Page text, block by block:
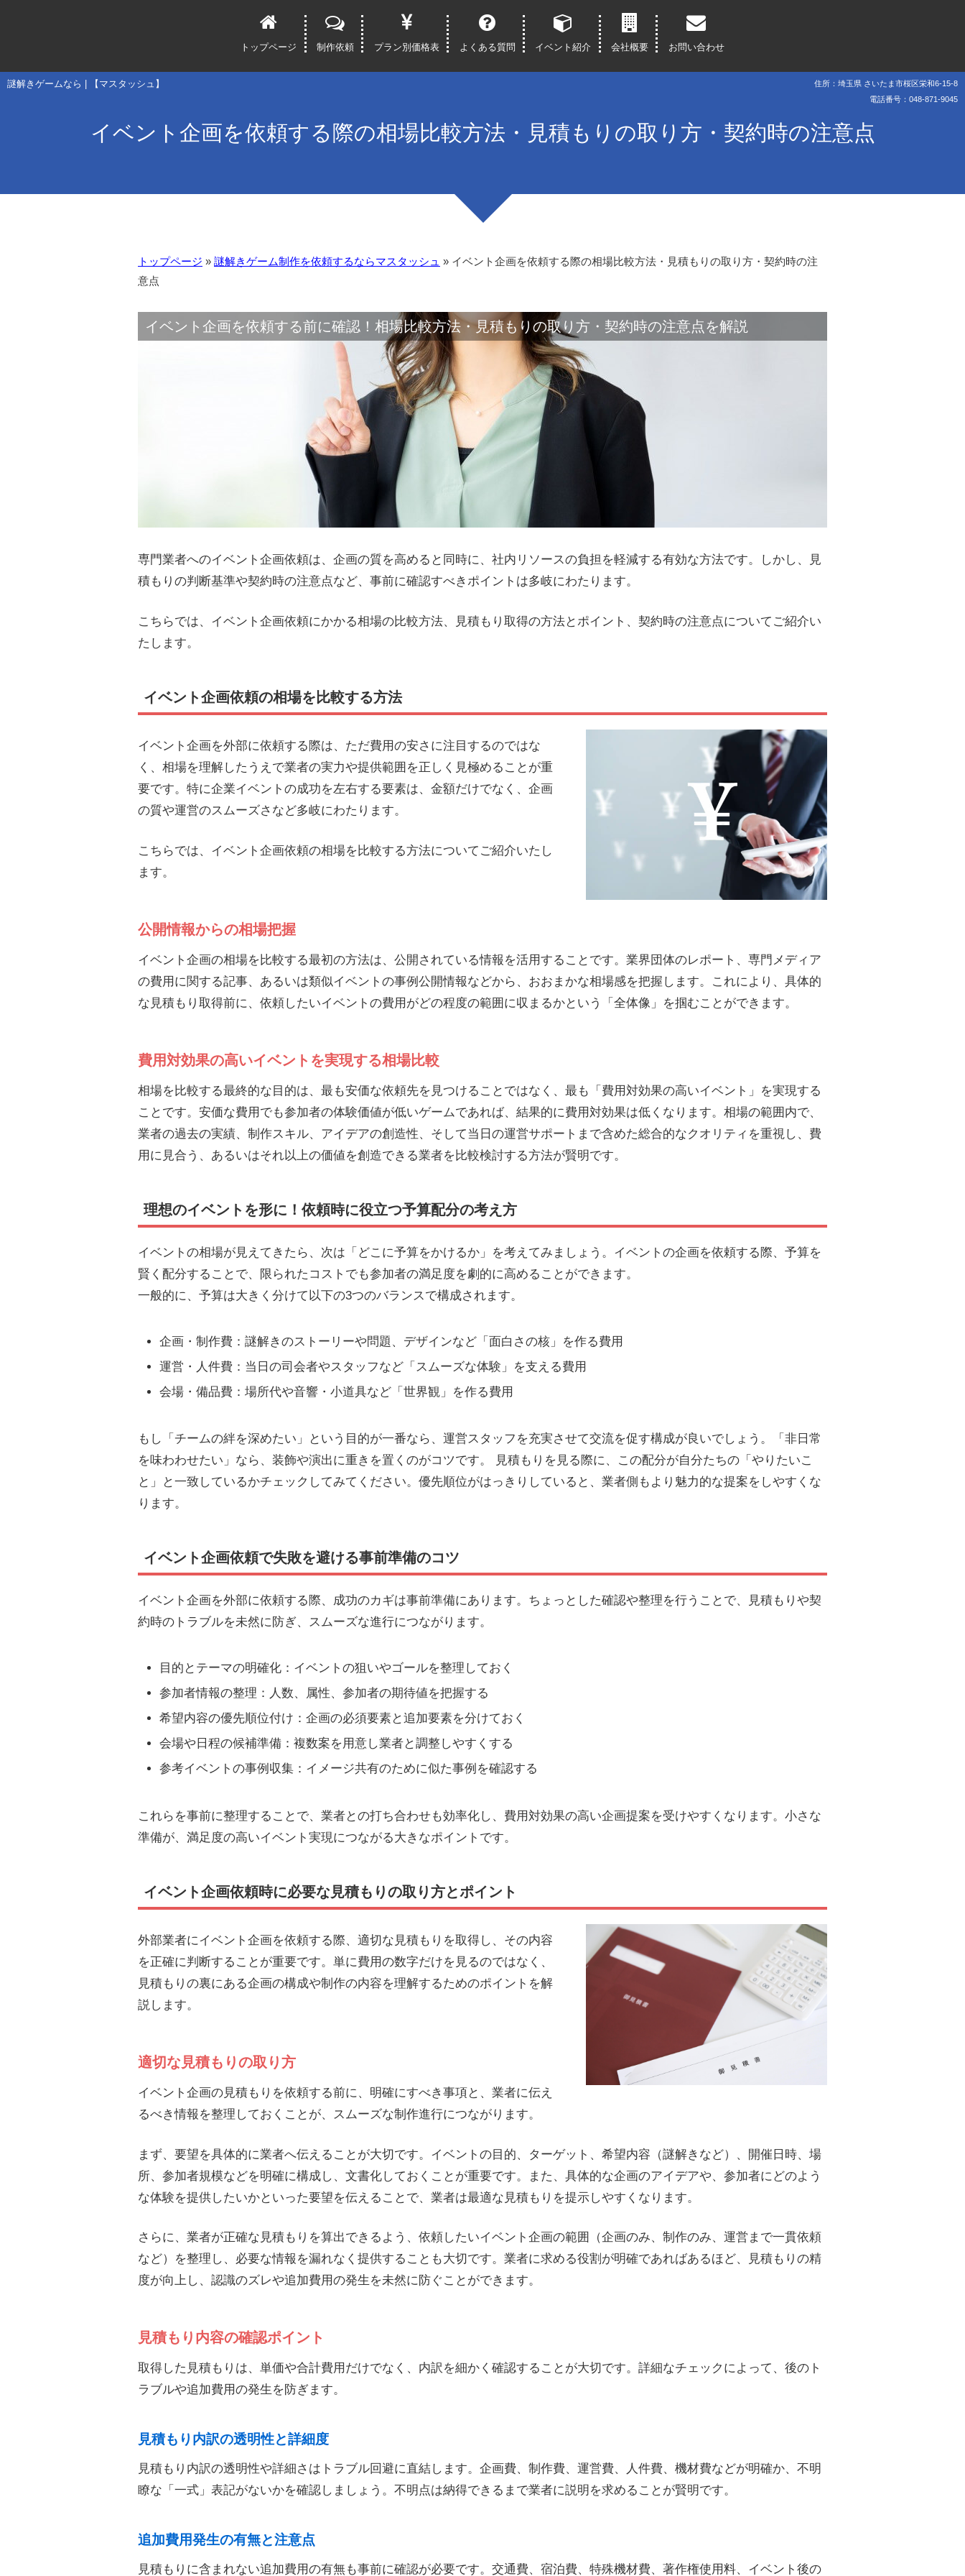
謎解きゲームなら | 【マスタッシュ】
住所：埼玉県 さいたま市桜区栄和6-15-8
電話番号：048-871-9045
トップページ 制作依頼 プラン別価格表 よくある質問 イベント紹介 会社概要 お問い合わせ
イベント企画を依頼する際の相場比較方法・見積もりの取り方・契約時の注意点
トップページ » 謎解きゲーム制作を依頼するならマスタッシュ » イベント企画を依頼する際の相場比較方法・見積もりの取り方・契約時の注
意点
イベント企画を依頼する前に確認！相場比較方法・見積もりの取り方・契約時の注意点を解説
専門業者へのイベント企画依頼は、企画の質を高めると同時に、社内リソースの負担を軽減する有効な方法です。しかし、見
積もりの判断基準や契約時の注意点など、事前に確認すべきポイントは多岐にわたります。
こちらでは、イベント企画依頼にかかる相場の比較方法、見積もり取得の方法とポイント、契約時の注意点についてご紹介い
たします。
イベント企画依頼の相場を比較する方法
イベント企画を外部に依頼する際は、ただ費用の安さに注目するのではな
く、相場を理解したうえで業者の実力や提供範囲を正しく見極めることが重
要です。特に企業イベントの成功を左右する要素は、金額だけでなく、企画
の質や運営のスムーズさなど多岐にわたります。
こちらでは、イベント企画依頼の相場を比較する方法についてご紹介いたし
ます。
公開情報からの相場把握
イベント企画の相場を比較する最初の方法は、公開されている情報を活用することです。業界団体のレポート、専門メディア
の費用に関する記事、あるいは類似イベントの事例公開情報などから、おおまかな相場感を把握します。これにより、具体的
な見積もり取得前に、依頼したいイベントの費用がどの程度の範囲に収まるかという「全体像」を掴むことができます。
費用対効果の高いイベントを実現する相場比較
相場を比較する最終的な目的は、最も安価な依頼先を見つけることではなく、最も「費用対効果の高いイベント」を実現する
ことです。安価な費用でも参加者の体験価値が低いゲームであれば、結果的に費用対効果は低くなります。相場の範囲内で、
業者の過去の実績、制作スキル、アイデアの創造性、そして当日の運営サポートまで含めた総合的なクオリティを重視し、費
用に見合う、あるいはそれ以上の価値を創造できる業者を比較検討する方法が賢明です。
理想のイベントを形に！依頼時に役立つ予算配分の考え方
イベントの相場が見えてきたら、次は「どこに予算をかけるか」を考えてみましょう。イベントの企画を依頼する際、予算を
賢く配分することで、限られたコストでも参加者の満足度を劇的に高めることができます。
一般的に、予算は大きく分けて以下の3つのバランスで構成されます。
企画・制作費：謎解きのストーリーや問題、デザインなど「面白さの核」を作る費用
運営・人件費：当日の司会者やスタッフなど「スムーズな体験」を支える費用
会場・備品費：場所代や音響・小道具など「世界観」を作る費用
もし「チームの絆を深めたい」という目的が一番なら、運営スタッフを充実させて交流を促す構成が良いでしょう。「非日常
を味わわせたい」なら、装飾や演出に重きを置くのがコツです。 見積もりを見る際に、この配分が自分たちの「やりたいこ
と」と一致しているかチェックしてみてください。優先順位がはっきりしていると、業者側もより魅力的な提案をしやすくな
ります。
イベント企画依頼で失敗を避ける事前準備のコツ
イベント企画を外部に依頼する際、成功のカギは事前準備にあります。ちょっとした確認や整理を行うことで、見積もりや契
約時のトラブルを未然に防ぎ、スムーズな進行につながります。
目的とテーマの明確化：イベントの狙いやゴールを整理しておく
参加者情報の整理：人数、属性、参加者の期待値を把握する
希望内容の優先順位付け：企画の必須要素と追加要素を分けておく
会場や日程の候補準備：複数案を用意し業者と調整しやすくする
参考イベントの事例収集：イメージ共有のために似た事例を確認する
これらを事前に整理することで、業者との打ち合わせも効率化し、費用対効果の高い企画提案を受けやすくなります。小さな
準備が、満足度の高いイベント実現につながる大きなポイントです。
イベント企画依頼時に必要な見積もりの取り方とポイント
外部業者にイベント企画を依頼する際、適切な見積もりを取得し、その内容
を正確に判断することが重要です。単に費用の数字だけを見るのではなく、
見積もりの裏にある企画の構成や制作の内容を理解するためのポイントを解
説します。
適切な見積もりの取り方
イベント企画の見積もりを依頼する前に、明確にすべき事項と、業者に伝え
るべき情報を整理しておくことが、スムーズな制作進行につながります。
まず、要望を具体的に業者へ伝えることが大切です。イベントの目的、ターゲット、希望内容（謎解きなど）、開催日時、場
所、参加者規模などを明確に構成し、文書化しておくことが重要です。また、具体的な企画のアイデアや、参加者にどのよう
な体験を提供したいかといった要望を伝えることで、業者は最適な見積もりを提示しやすくなります。
さらに、業者が正確な見積もりを算出できるよう、依頼したいイベント企画の範囲（企画のみ、制作のみ、運営まで一貫依頼
など）を整理し、必要な情報を漏れなく提供することも大切です。業者に求める役割が明確であればあるほど、見積もりの精
度が向上し、認識のズレや追加費用の発生を未然に防ぐことができます。
見積もり内容の確認ポイント
取得した見積もりは、単価や合計費用だけでなく、内訳を細かく確認することが大切です。詳細なチェックによって、後のト
ラブルや追加費用の発生を防ぎます。
見積もり内訳の透明性と詳細度
見積もり内訳の透明性や詳細さはトラブル回避に直結します。企画費、制作費、運営費、人件費、機材費などが明確か、不明
瞭な「一式」表記がないかを確認しましょう。不明点は納得できるまで業者に説明を求めることが賢明です。
追加費用発生の有無と注意点
見積もりに含まれない追加費用の有無も事前に確認が必要です。交通費、宿泊費、特殊機材費、著作権使用料、イベント後の